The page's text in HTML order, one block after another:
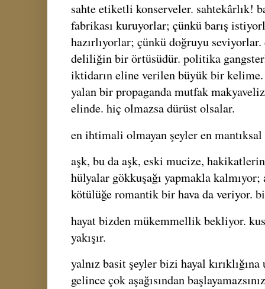
sahte etiketli konserveler. sahtekârlık!
fabrikası kuruyorlar; çünkü barış
hazırlıyorlar; çünkü doğruyu
deliliğin bir örtüsüdür. politika
iktidarın eline verilen büyük bir kelime.
yalan bir propaganda mutfak
elinde. hiç olmazsa dürüst olsalar.
en ihtimali olmayan şeyler en mantıksal
aşk, bu da aşk, eski mucize,
hülyalar gökkuşağı yapmakla kalmıyor;
kötülüğe romantik bir hava da veriyor.
hayat bizden mükemmellik bekliyor.
yakışır.
yalnız basit şeyler bizi hayal
gelince çok aşağısından